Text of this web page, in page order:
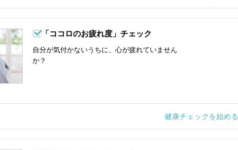
「ココロのお疲れ度」チェック
自分が気付かないうちに、心が疲れていません
か？
健康チェックを始める